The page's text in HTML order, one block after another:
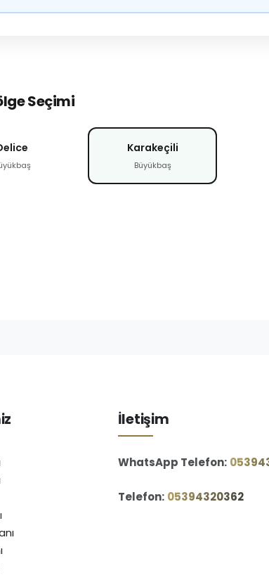
Seçimi
Karakeçili
Büyükbaş
İletişim
WhatsApp Telefon:
Telefon: ‪05394320362‬